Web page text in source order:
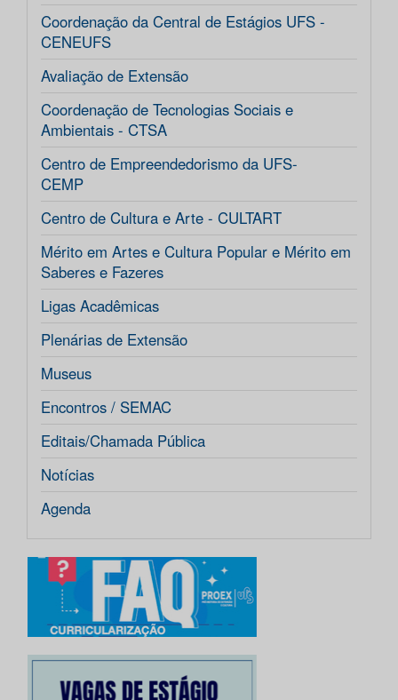
Coordenação da Central de Estágios UFS -
CENEUFS
Avaliação de Extensão
Coordenação de Tecnologias Sociais e
Ambientais - CTSA
Centro de Empreendedorismo da UFS-
CEMP
Centro de Cultura e Arte - CULTART
Mérito em Artes e Cultura Popular e Mérito em
Saberes e Fazeres
Ligas Acadêmicas
Plenárias de Extensão
Museus
Encontros / SEMAC
Editais/Chamada Pública
Notícias
Agenda